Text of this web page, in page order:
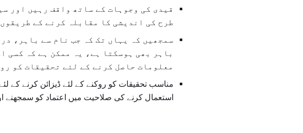
قیدی کی وجوہات کے ساتھ واقف رہیں اور
طرح کی اندیشی کا مقابلہ کرنے کے
سمجھیں کہ یہاں تک کہ جب نام سے باہر،
باہر بھی ہوسکتا ہے، یہ ممکن ہے کہ کسی
معلومات حاصل کرنے کے لئے تحقیقات کو
استعمال کرنے کی صلاحیت میں اعتماد کو سمجھنے